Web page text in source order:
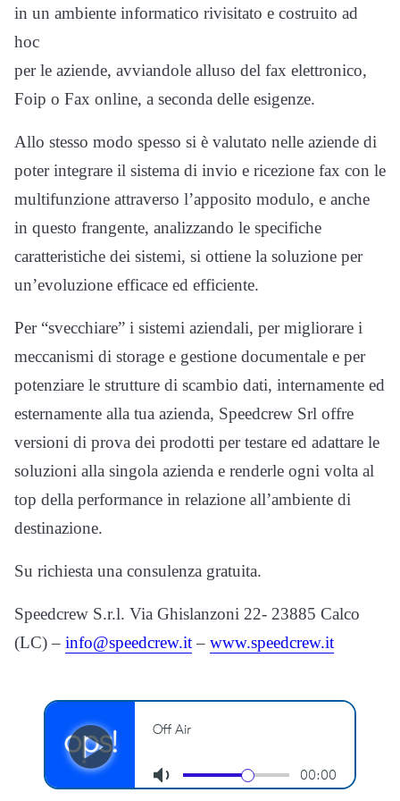
in un ambiente informatico rivisitato e costruito ad
hoc
per le aziende, avviandole alluso del fax elettronico,
Foip o Fax online, a seconda delle esigenze.
Allo stesso modo spesso si è valutato nelle aziende di
poter integrare il sistema di invio e ricezione fax con le
multifunzione attraverso l’apposito modulo, e anche
in questo frangente, analizzando le specifiche
caratteristiche dei sistemi, si ottiene la soluzione per
un’evoluzione efficace ed efficiente.
Per “svecchiare” i sistemi aziendali, per migliorare i
meccanismi di storage e gestione documentale e per
potenziare le strutture di scambio dati, internamente ed
esternamente alla tua azienda, Speedcrew Srl offre
versioni di prova dei prodotti per testare ed adattare le
soluzioni alla singola azienda e renderle ogni volta al
top della performance in relazione all’ambiente di
destinazione.
Su richiesta una consulenza gratuita.
Speedcrew S.r.l. Via Ghislanzoni 22- 23885 Calco
(LC) – info@speedcrew.it– www.speedcrew.it